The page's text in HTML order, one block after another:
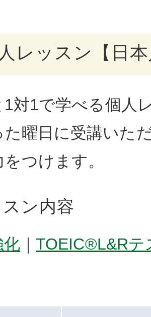
レッスン【日
1対1で学べる個人
た曜日に受講いた
つけます。
ン内容
化 ｜TOEIC®L&Rテ